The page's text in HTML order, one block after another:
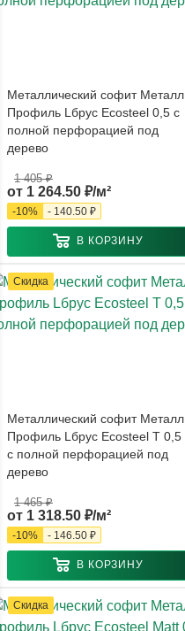
Металлический софит Металл
Профиль Lбрус Ecosteel 0,5 с
полной перфорацией под
дерево
от 1 264.50 ₽/м²
1 405 ₽
-10% - 140.50 ₽
В КОРЗИНУ
Скидка
Металлический софит Металл
Профиль Lбрус Ecosteel T 0,5
с полной перфорацией под
дерево
от 1 318.50 ₽/м²
1 465 ₽
-10% - 146.50 ₽
В КОРЗИНУ
Скидка